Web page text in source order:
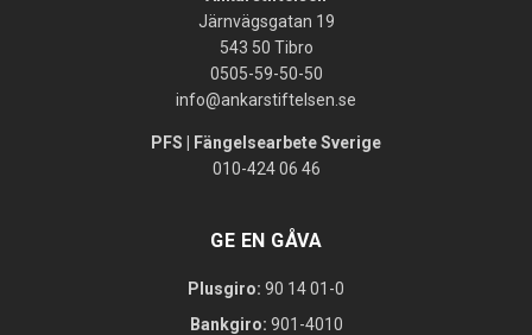
Järnvägsgatan 19
543 50 Tibro
0505-59-50-50
info@ankarstiftelsen.se
PFS | Fängelsearbete Sverige
010-424 06 46
GE EN GÅVA
Plusgiro: 90 14 01-0
Bankgiro: 901-4010